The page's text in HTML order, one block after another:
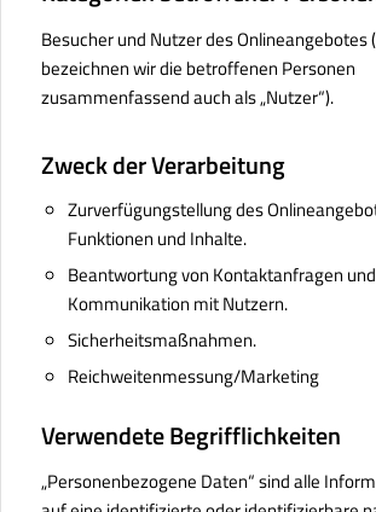
Besucher und Nutzer des Onlineangebotes
bezeichnen wir die betroffenen Personen
zusammenfassend auch als „Nutzer“).
Zweck der Verarbeitung
Zurverfügungstellung des
Funktionen und Inhalte.
Beantwortung von Kontaktanfragen und
Kommunikation mit Nutzern.
Sicherheitsmaßnahmen.
Reichweitenmessung/Marketing
Verwendete Begrifflichkeiten
„Personenbezogene Daten“ sind alle